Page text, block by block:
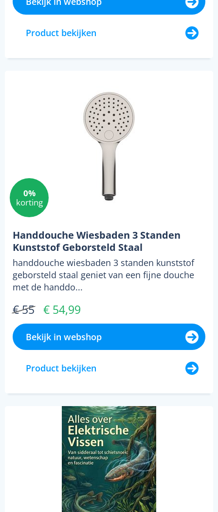
Product bekijken
0%
korting
Handdouche Wiesbaden 3 Standen
Kunststof Geborsteld Staal
handdouche wiesbaden 3 standen kunststof
geborsteld staal geniet van een fijne douche
met de handdo...
€ 55 € 54,99
Bekijk in webshop
Product bekijken